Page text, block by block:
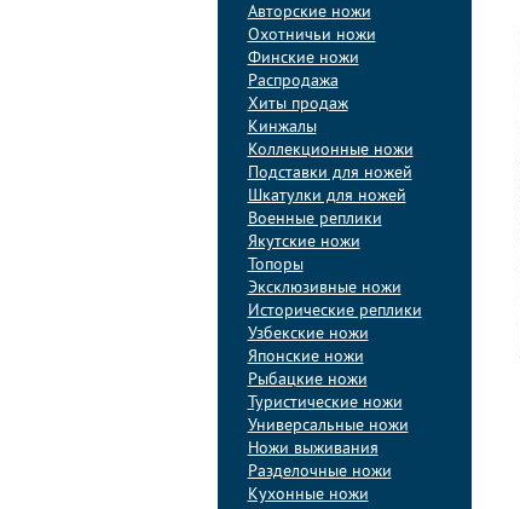
Авторские ножи
Охотничьи ножи
Финские ножи
Распродажа
Хиты продаж
Кинжалы
Коллекционные ножи
Подставки для ножей
Шкатулки для ножей
Военные реплики
Якутские ножи
Топоры
Эксклюзивные ножи
Исторические реплики
Узбекские ножи
Японские ножи
Рыбацкие ножи
Туристические ножи
Универсальные ножи
Ножи выживания
Разделочные ножи
Кухонные ножи